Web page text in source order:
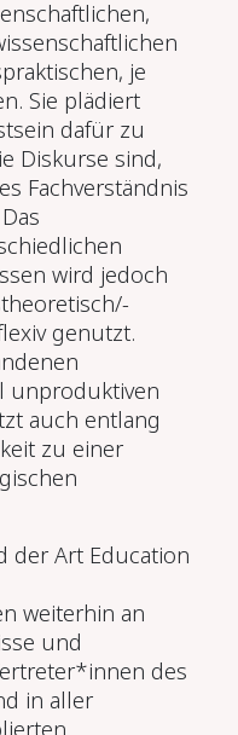
je
Sie plädiert
dafür zu
Diskurse sind,
Fachverständnis
wird jedoch
genutzt.
unproduktiven
auch entlang
zu einer
der Art Education
weiterhin an
und
des
in aller